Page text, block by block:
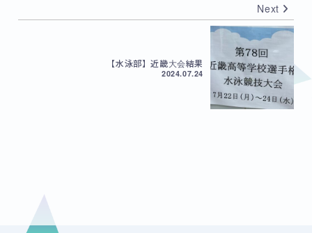
Next
【水泳部】近畿大会結果
2024.07.24